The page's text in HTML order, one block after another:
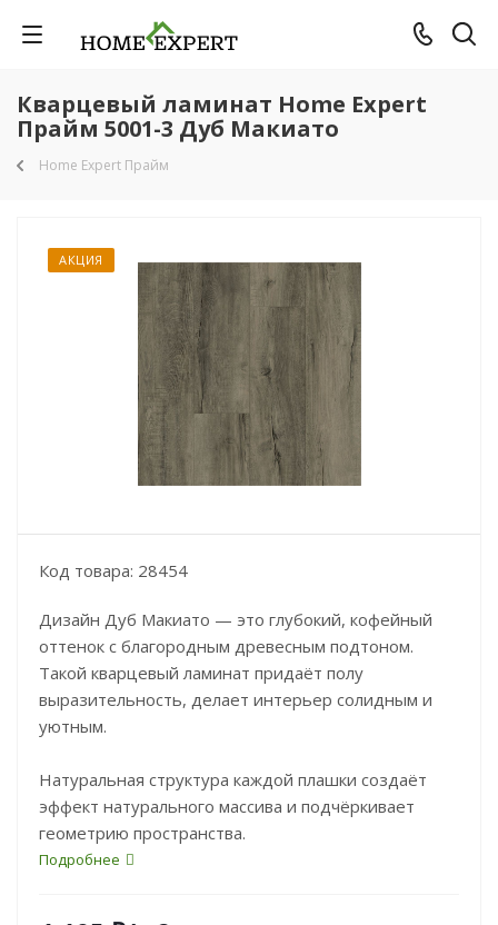
Кварцевый ламинат Home Expert
Прайм 5001-3 Дуб Макиато
Home Expert Прайм
АКЦИЯ
Код товара: 28454
Дизайн Дуб Макиато — это глубокий, кофейный
оттенок с благородным древесным подтоном.
Такой кварцевый ламинат придаёт полу
выразительность, делает интерьер солидным и
уютным.
Натуральная структура каждой плашки создаёт
эффект натурального массива и подчёркивает
геометрию пространства.
Подробнее